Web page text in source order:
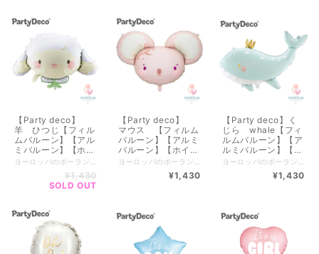
【Party deco】
羊 ひつじ【フィル
ムバルーン】【アル
ミバルーン】【ホイ
ルバルーン】【誕生
【ベイビーシャワ
ー】【sheep】【単
¥1,430
SOLD OUT
【Party deco】
マウス 【フィルム
バルーン】【アルミ
バルーン】【ホイル
バルーン】【誕生
【ベイビーシャワ
¥1,430
【Party deco】く
じら whale【フィ
ルムバルーン】【ア
ルミバルーン】【ホ
イルバルーン】【誕
ー】【ベイビーシャ
¥1,430